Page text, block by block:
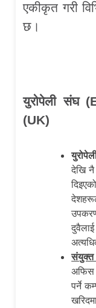
एकीकृत गरी
छ।
युरोपेली संघ (
(UK)
देखि नै
संयुक्त
अफिस
पर्ने